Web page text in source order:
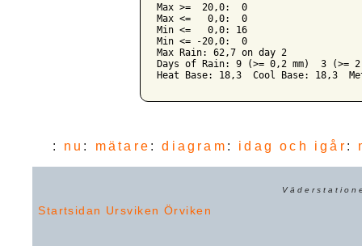
Max >=  20,0:  0
Max <=   0,0:  0
Min <=   0,0: 16
Min <= -20,0:  0
Max Rain: 62,7 on day 2
Days of Rain: 9 (>= 0,2 mm)  3 (>=
: nu : mätare :diagram : idag och igår :
Startsidan Ursviken Örviken